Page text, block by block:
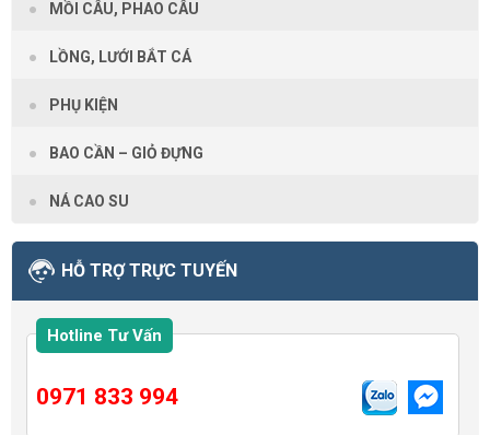
MỒI CÂU, PHAO CÂU
LỒNG, LƯỚI BẮT CÁ
PHỤ KIỆN
BAO CẦN – GIỎ ĐỰNG
NÁ CAO SU
HỖ TRỢ TRỰC TUYẾN
Hotline Tư Vấn
0971 833 994